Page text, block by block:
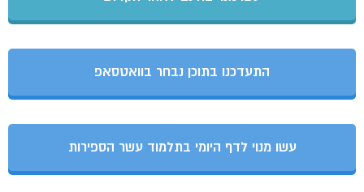
התעדכנו בתוכן נבחר בוואטסאפ
עשו מנוי לדף היומי בתלמוד עשר הספירות